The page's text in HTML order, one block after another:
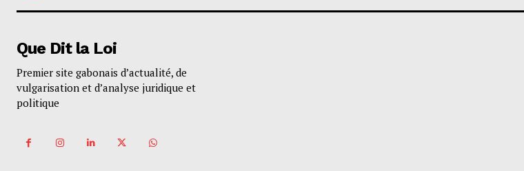
Que Dit la Loi
Premier site gabonais d’actualité, de
vulgarisation et d’analyse juridique et
politique